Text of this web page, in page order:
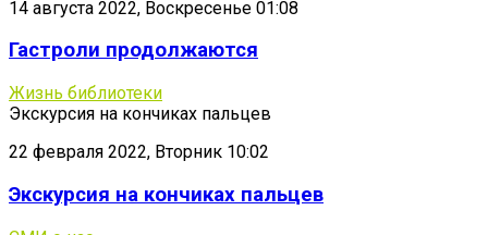
14 августа 2022, Воскресенье 01:08
Гастроли продолжаются
Жизнь библиотеки
Экскурсия на кончиках пальцев
22 февраля 2022, Вторник 10:02
Экскурсия на кончиках пальцев